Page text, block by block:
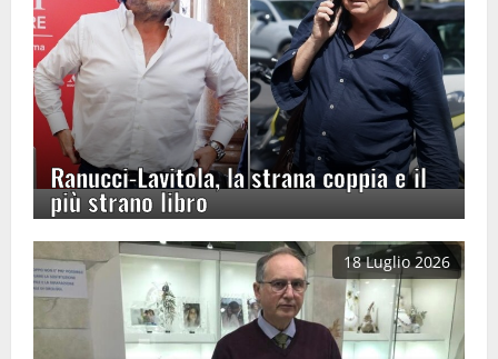
Ranucci-Lavitola, la strana coppia e il
più strano libro
18 Luglio 2026